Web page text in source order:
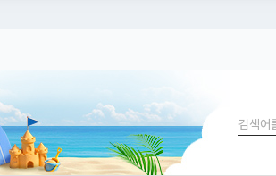
서 도메인 주소를 확인해 보세요
검색